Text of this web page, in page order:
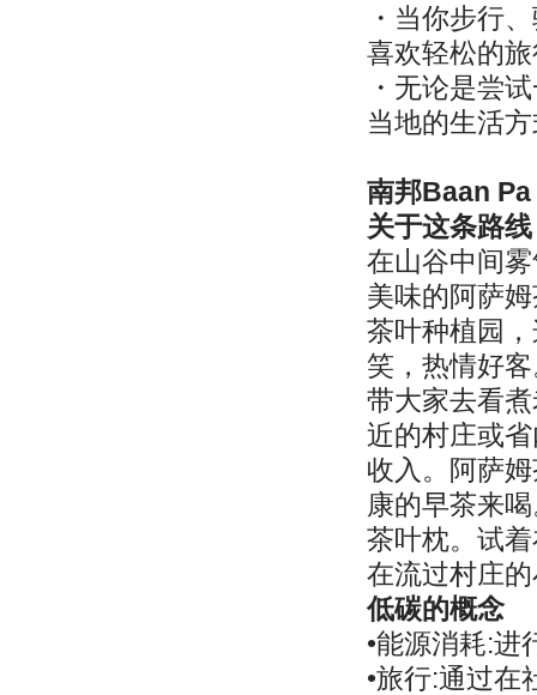
・当你步行
喜欢轻松的
・无论是尝
当地的生活
南邦Baan
关于这条路线
在山谷中间
美味的阿萨
茶叶种植园
笑，热情好
带大家去看
近的村庄或
收入。阿萨
康的早茶来
茶叶枕。试
在流过村庄
低碳的概念
•能源消耗:进
•旅行:通过在